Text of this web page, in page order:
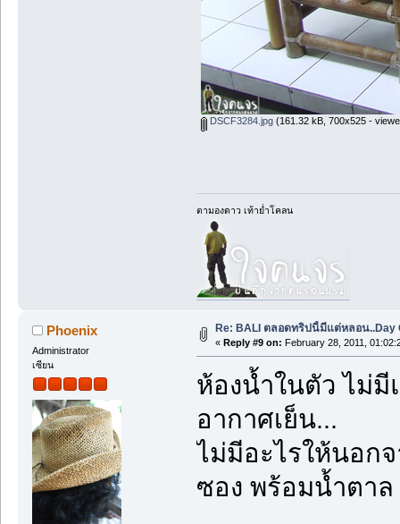
DSCF3284.jpg(161.32 kB, 700x525 -
ตามองดาว เท้าย่ำโคลน
Phoenix
Administrator
เซียน
Re: BALI ตลอดทริปนี้มีแต่หลอน..Day
« Reply #9 on: February 28, 2011,
ห้องน้ำในตัว ไม่
อากาศเย็น...
ไม่มีอะไรให้นอก
ซอง พร้อมน้ำตาล